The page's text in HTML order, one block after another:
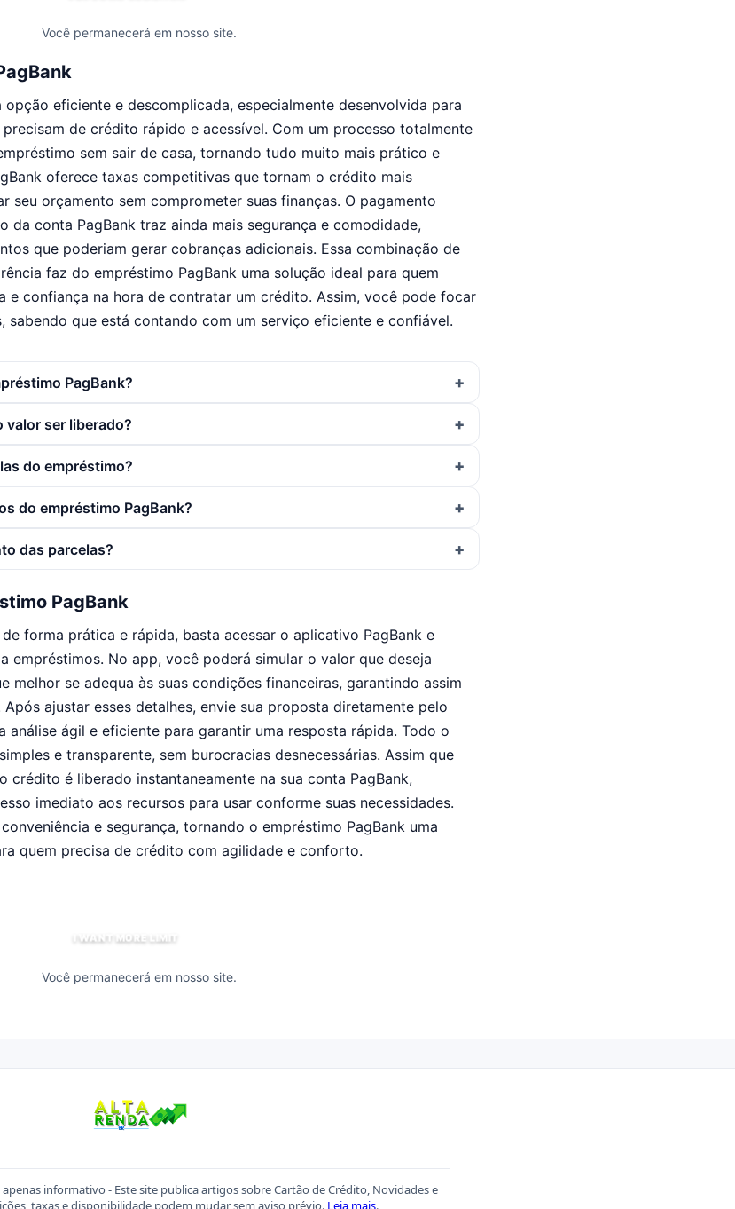
Você permanecerá em nosso site.
opção eficiente e descomplicada, especialmente desenvolvida para
de crédito rápido e acessível. Com um processo totalmente
sem sair de casa, tornando tudo muito mais prático e
oferece taxas competitivas que tornam o crédito mais
seu orçamento sem comprometer suas finanças. O pagamento
da conta PagBank traz ainda mais segurança e comodidade,
que poderiam gerar cobranças adicionais. Essa combinação de
faz do empréstimo PagBank uma solução ideal para quem
e confiança na hora de contratar um crédito. Assim, você pode focar
sabendo que está contando com um serviço eficiente e confiável.
PagBank?
valor ser liberado?
do empréstimo?
do empréstimo PagBank?
das parcelas?
PagBank
forma prática e rápida, basta acessar o aplicativo PagBank e
empréstimos. No app, você poderá simular o valor que deseja
melhor se adequa às suas condições financeiras, garantindo assim
ajustar esses detalhes, envie sua proposta diretamente pelo
análise ágil e eficiente para garantir uma resposta rápida. Todo o
e transparente, sem burocracias desnecessárias. Assim que
crédito é liberado instantaneamente na sua conta PagBank,
imediato aos recursos para usar conforme suas necessidades.
e segurança, tornando o empréstimo PagBank uma
quem precisa de crédito com agilidade e conforto.
I WANT MORE LIMIT
Você permanecerá em nosso site.
informativo - Este site publica artigos sobre Cartão de Crédito, Novidades e
taxas e disponibilidade podem mudar sem aviso prévio. Leia mais.